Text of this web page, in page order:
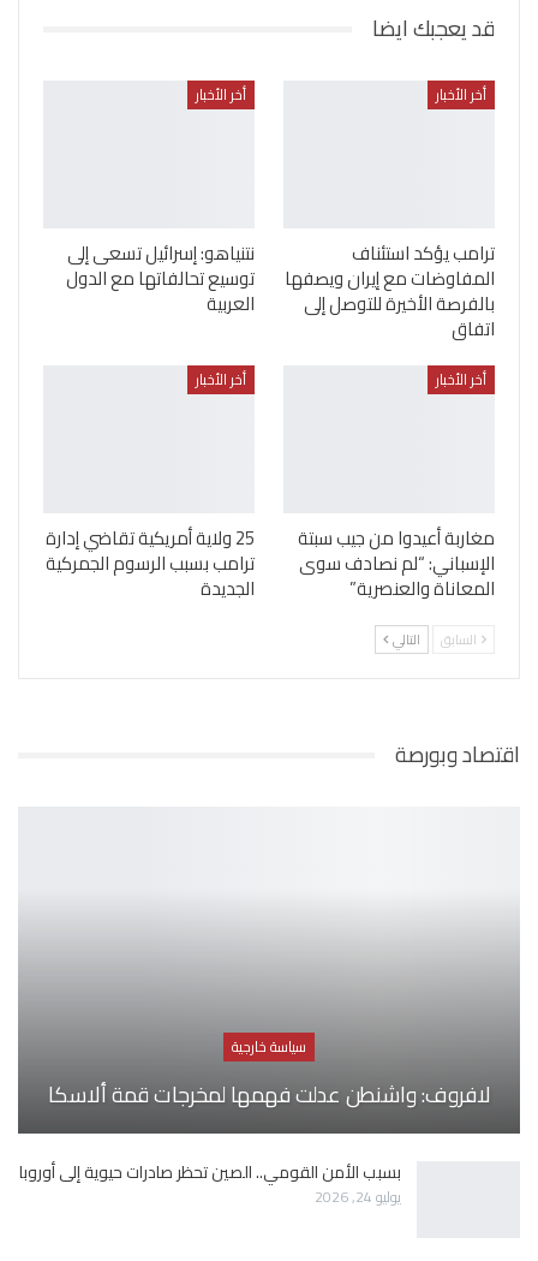
قد يعجبك ايضا
أخر الأخبار
ترامب يؤكد استئناف
المفاوضات مع إيران ويصفها
بالفرصة الأخيرة للتوصل إلى
اتفاق
أخر الأخبار
نتنياهو: إسرائيل تسعى إلى
توسيع تحالفاتها مع الدول
العربية
أخر الأخبار
مغاربة أعيدوا من جيب سبتة
الإسباني: “لم نصادف سوى
المعاناة والعنصرية”
أخر الأخبار
25 ولاية أمريكية تقاضي إدارة
ترامب بسبب الرسوم الجمركية
الجديدة
السابق التالي
اقتصاد وبورصة
سياسة خارجية
لافروف: واشنطن عدلت فهمها لمخرجات قمة ألاسكا
بسبب الأمن القومي.. الصين تحظر صادرات حيوية إلى أوروبا
يوليو 24, 2026